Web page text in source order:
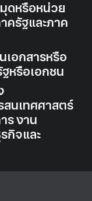
ดหรือหน่วย
ครัฐและภาค
เอกสารหรือ
หรือเอกชน
นเทศศาสตร์
ร งาน
กิจและ